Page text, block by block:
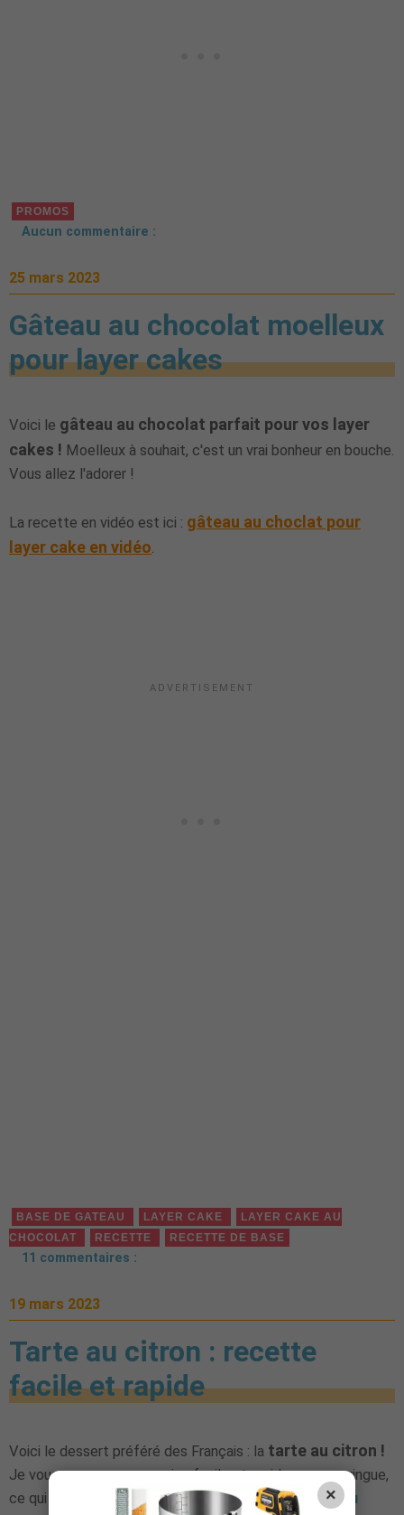
PROMOS
Aucun commentaire :
25 mars 2023
Gâteau au chocolat moelleux
pour layer cakes
Voici le gâteau au chocolat parfait pour vos layer
cakes ! Moelleux à souhait, c'est un vrai bonheur en bouche.
Vous allez l'adorer !
La recette en vidéo est ici : gâteau au choclat pour
layer cake en vidéo.
11 commentaires :
19 mars 2023 ×